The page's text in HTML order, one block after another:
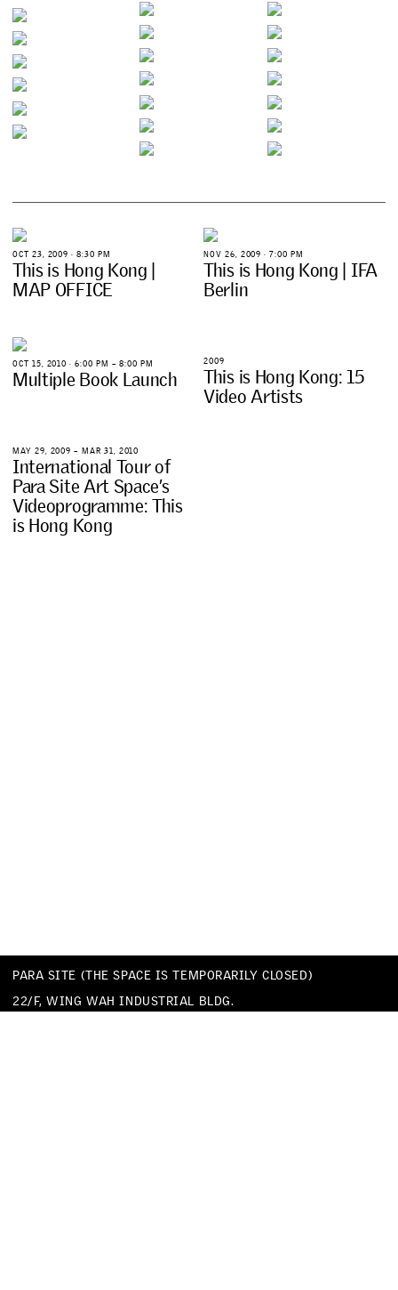
OCT 23, 2009 ∙ 8:30 PM
This is Hong Kong |
MAP OFFICE
NOV 26, 2009 ∙ 7:00 PM
This is Hong Kong | IFA
Berlin
OCT 15, 2010 ∙ 6:00 PM – 8:00 PM
Multiple Book Launch
2009
This is Hong Kong:15
Video Artists
MAY 29, 2009 – MAR 31, 2010
International Tourof
Para SiteArt Space’s
Videoprogramme:This
is Hong Kong
PARA SITE (THE SPACE IS TEMPORARILY CLOSED)
22/F, WING WAH INDUSTRIAL BLDG.
677 KING’S ROAD